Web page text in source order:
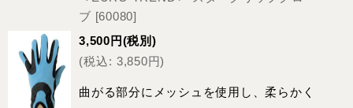
ブ [60080]
3,500 円(税別)
(税込: 3,850円)
曲がる部分にメッシュを使用し、柔らかく